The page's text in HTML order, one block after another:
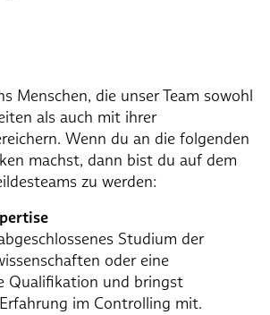
Menschen, die unser Team sowohl
als auch mit ihrer
Wenn du an die folgenden
machst, dann bist du auf dem
zu werden:
Studium der
oder eine
Qualifikation und bringst
im Controlling mit.